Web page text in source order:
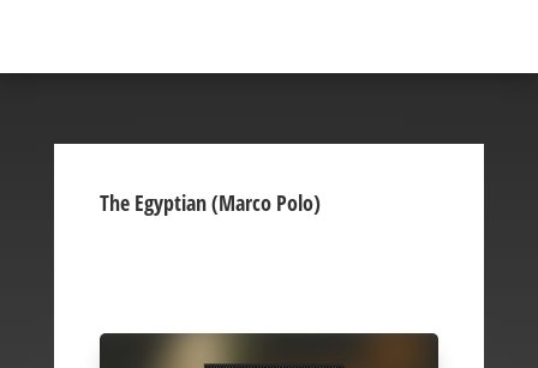
The Egyptian (Marco Polo)